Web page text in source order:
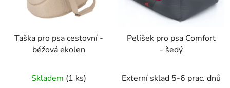
Taška pro psa cestovní -
béžová ekolen
Skladem (1 ks)
Pelíšek pro psa Comfort
- šedý
Externí sklad 5-6 prac. dnů